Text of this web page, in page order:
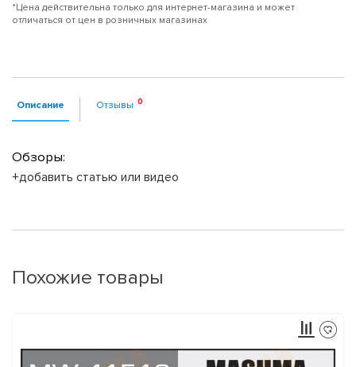
*Цена действительна только для интернет-магазина и может
отличаться от цен в розничных магазинах
Описание Отзывы
Обзоры:
+добавить статью или видео
Похожие товары